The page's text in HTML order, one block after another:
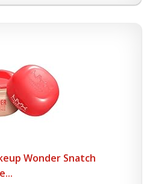
Wonder Snatch